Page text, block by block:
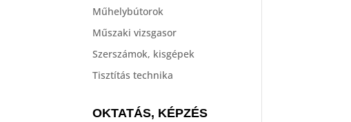
Műhelybútorok
Műszaki vizsgasor
Szerszámok, kisgépek
Tisztítás technika
OKTATÁS, KÉPZÉS